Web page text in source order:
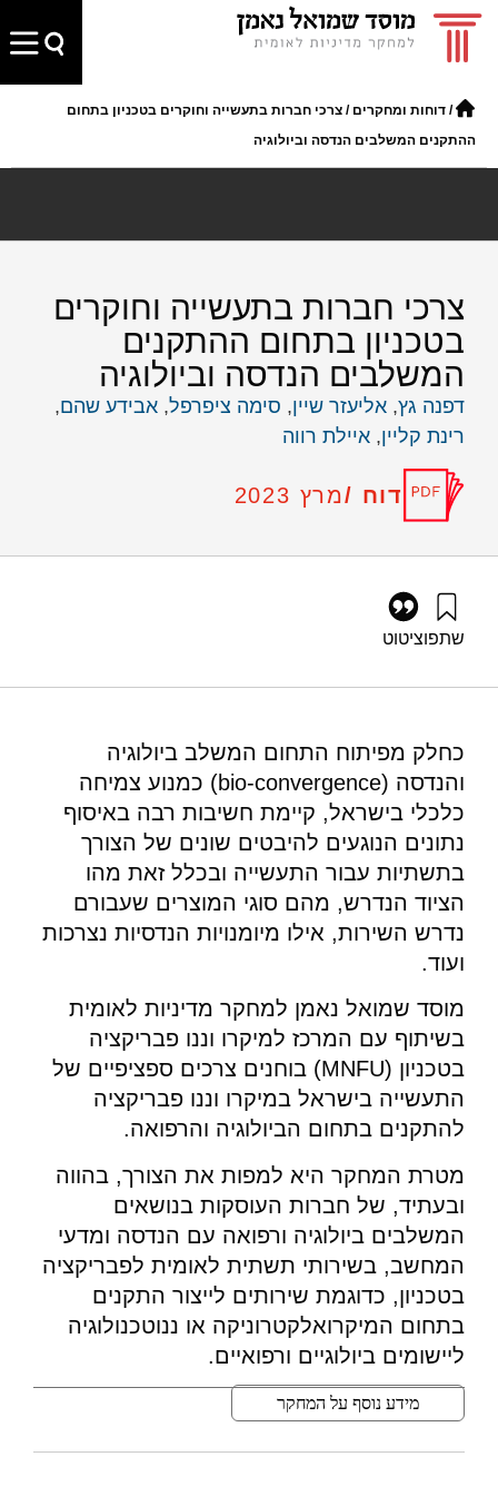
/ דוחות ומחקרים / צרכי חברות בתעשייה וחוקרים בטכניון בתחום
ההתקנים המשלבים הנדסה וביולוגיה
צרכי חברות בתעשייה וחוקרים
בטכניון בתחום ההתקנים
המשלבים הנדסה וביולוגיה
דפנה גץ, אליעזר שיין, סימה ציפרפל, אבידע שהם,
רינת קליין, איילת רווה
דוח /מרץ 2023
שתפוציטוט
devices
כחלק מפיתוח התחום המשלב ביולוגיה
והנדסה (bio-convergence) כמנוע צמיחה
כלכלי בישראל, קיימת חשיבות רבה באיסוף
נתונים הנוגעים להיבטים שונים של הצורך
בתשתיות עבור התעשייה ובכלל זאת מהו
הציוד הנדרש, מהם סוגי המוצרים שעבורם
נדרש השירות, אילו מיומנויות הנדסיות נצרכות
ועוד.
מוסד שמואל נאמן למחקר מדיניות לאומית
בשיתוף עם המרכז למיקרו וננו פבריקציה
בטכניון (MNFU) בוחנים צרכים ספציפיים של
התעשייה בישראל במיקרו וננו פבריקציה
להתקנים בתחום הביולוגיה והרפואה.
מטרת המחקר היא למפות את הצורך, בהווה
ובעתיד, של חברות העוסקות בנושאים
המשלבים ביולוגיה ורפואה עם הנדסה ומדעי
המחשב, בשירותי תשתית לאומית לפבריקציה
בטכניון, כדוגמת שירותים לייצור התקנים
בתחום המיקרואלקטרוניקה או ננוטכנולוגיה
ליישומים ביולוגיים ורפואיים.
מידע נוסף על המחקר